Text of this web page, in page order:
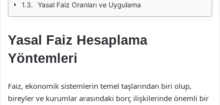
Yasal Faiz Oranları ve Uygulama
Yasal Faiz Hesaplama
Yöntemleri
Faiz, ekonomik sistemlerin temel taşlarından biri olup,
bireyler ve kurumlar arasındaki borç ilişkilerinde önemli bir